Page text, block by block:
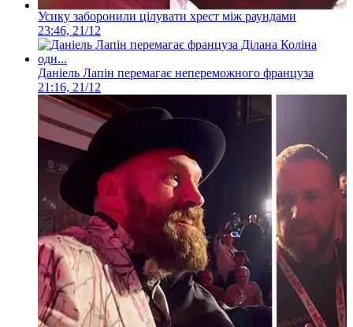
Усику заборонили цілувати хрест між раундами
23:46, 21/12
Даніель Лапін перемагає непереможного француза
21:16, 21/12